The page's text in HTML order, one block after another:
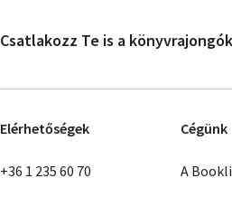
Csatlakozz Te is a
Elérhetőségek
+36 1 235 60 70
Cégünk
A